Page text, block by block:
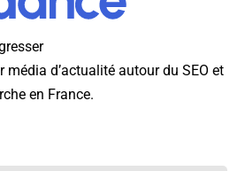
média d’actualité autour du SEO et
en France.